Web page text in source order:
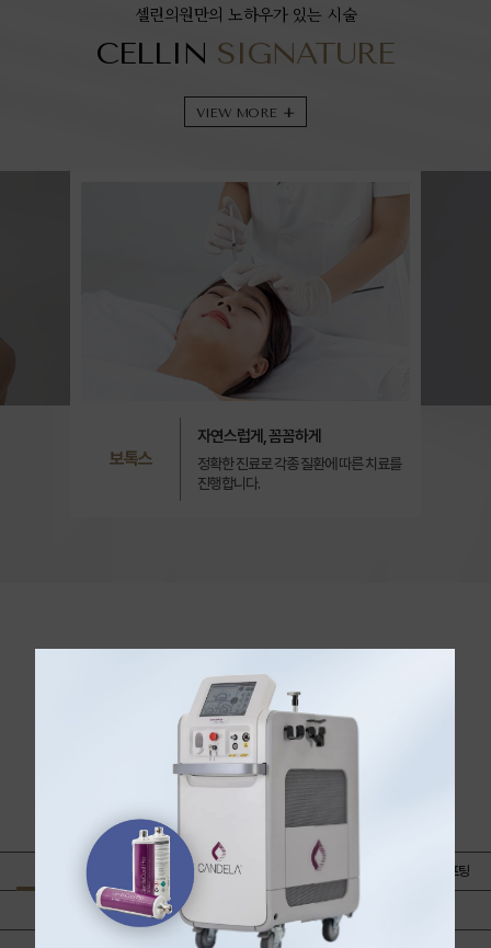
셀린의원만의 노하우가 있는 시술
CELLIN SIGNATURE
VIEW MORE +
보톡스
자연스럽게, 꼼꼼하게
정확한 진료로 각종 질환에 따른 치료를
진행합니다.
셀린의원만의 특별한 이벤트를 만나보세요
CELLIN CLINICEVENT
VIEW MORE +
🎉첫방문 이벤트🎉 📍이달의 이벤트 CELLIN 프리미엄 리프팅
보톡스｜윤곽주사 필러｜콜라겐부스터